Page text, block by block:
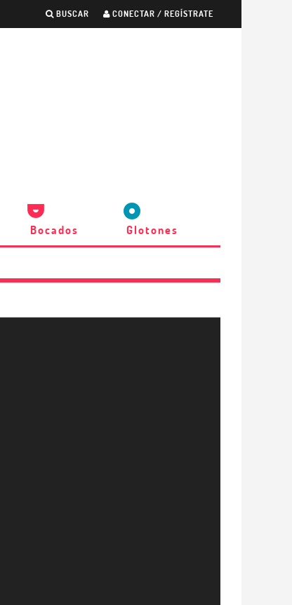
BUSCAR CONECTAR / REGÍSTRATE
Bocados Glotones